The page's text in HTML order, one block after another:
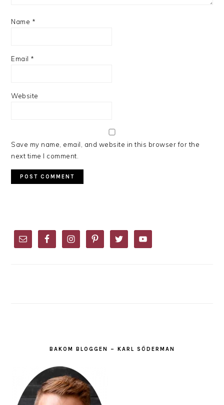
Name *
Email *
Website
Save my name, email, and website in this browser for the
next time I comment.
SIDEBAR
BAKOM BLOGGEN – KARL SÖDERMAN